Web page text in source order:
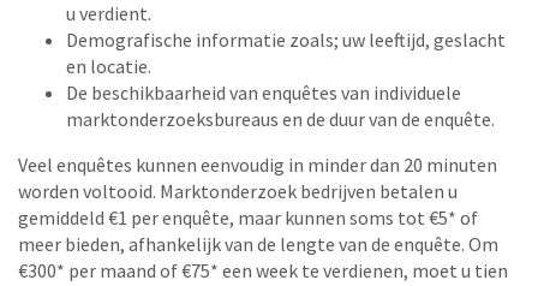
u verdient.
Demografische informatie zoals; uw leeftijd, geslacht
en locatie.
De beschikbaarheid van enquêtes van individuele
marktonderzoeksbureaus en de duur van de enquête.
Veel enquêtes kunnen eenvoudig in minder dan 20 minuten
worden voltooid. Marktonderzoek bedrijven betalen u
gemiddeld €1 per enquête, maar kunnen soms tot €5* of
meer bieden, afhankelijk van de lengte van de enquête. Om
€300* per maand of €75* een week te verdienen, moet u tien